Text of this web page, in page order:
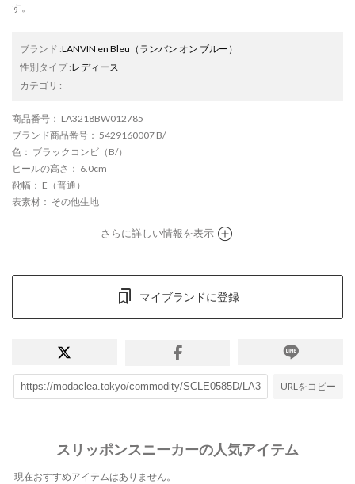
す。
ブランド :LANVIN en Bleu （ランバン オン ブルー）
性別タイプ:レディース
カテゴリ :
商品番号 ： LA3218BW012785
ブランド商品番号 ： 5429160007 B/
色 ： ブラックコンビ（B/）
ヒールの高さ ： 6.0cm
靴幅 ： E（普通）
表素材 ： その他生地
さらに詳しい情報を表示
マイブランドに登録
URLをコピー
スリッポンスニーカーの人気アイテム
現在おすすめアイテムはありません。